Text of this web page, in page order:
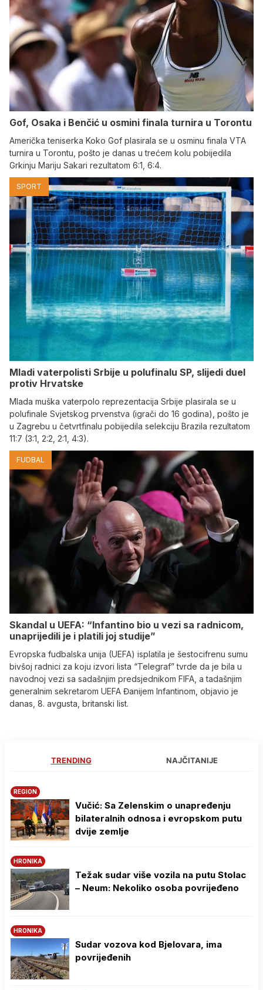
Gof, Osaka i Benčić u osmini finala turnira u Torontu
Američka teniserka Koko Gof plasirala se u osminu finala VTA
turnira u Torontu, pošto je danas u trećem kolu pobijedila
Grkinju Mariju Sakari rezultatom 6:1, 6:4.
SPORT
Mladi vaterpolisti Srbije u polufinalu SP, slijedi duel
protiv Hrvatske
Mlada muška vaterpolo reprezentacija Srbije plasirala se u
polufinale Svjetskog prvenstva (igrači do 16 godina), pošto je
u Zagrebu u četvrtfinalu pobijedila selekciju Brazila rezultatom
11:7 (3:1, 2:2, 2:1, 4:3).
FUDBAL
Skandal u UEFA: “Infantino bio u vezi sa radnicom,
unaprijedili je i platili joj studije”
Evropska fudbalska unija (UEFA) isplatila je šestocifrenu sumu
bivšoj radnici za koju izvori lista “Telegraf” tvrde da je bila u
navodnoj vezi sa sadašnjim predsjednikom FIFA, a tadašnjim
generalnim sekretarom UEFA Đanijem Infantinom, objavio je
danas, 8. avgusta, britanski list.
TRENDING NAJČITANIJE
REGION
Vučić: Sa Zelenskim o unapređenju
bilateralnih odnosa i evropskom putu
dvije zemlje
HRONIKA
Težak sudar više vozila na putu Stolac
– Neum: Nekoliko osoba povrijeđeno
HRONIKA
Sudar vozova kod Bjelovara, ima
povrijeđenih